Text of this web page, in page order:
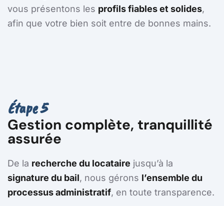
vous présentons les profils fiables et solides,
afin que votre bien soit entre de bonnes mains.
Étape 5
Gestion complète, tranquillité
assurée
De la recherche du locataire jusqu’à la
signature du bail, nous gérons l’ensemble du
processus administratif, en toute transparence.